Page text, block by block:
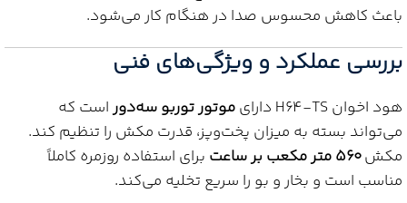
باعث کاهش محسوس صدا در هنگام کار می‌شود.
بررسی عملکرد و ویژگی‌های فنی
هود اخوان H64‑TS دارای موتور توربو سه‌دوراست که
می‌تواند بسته به میزان پخت‌وپز، قدرت مکش را تنظیم کند.
مکش۵۶۰ متر مکعب بر ساعت
برای استفاده روزمره کاملاً
مناسب است و بخار و بو را سریع تخلیه می‌کند.